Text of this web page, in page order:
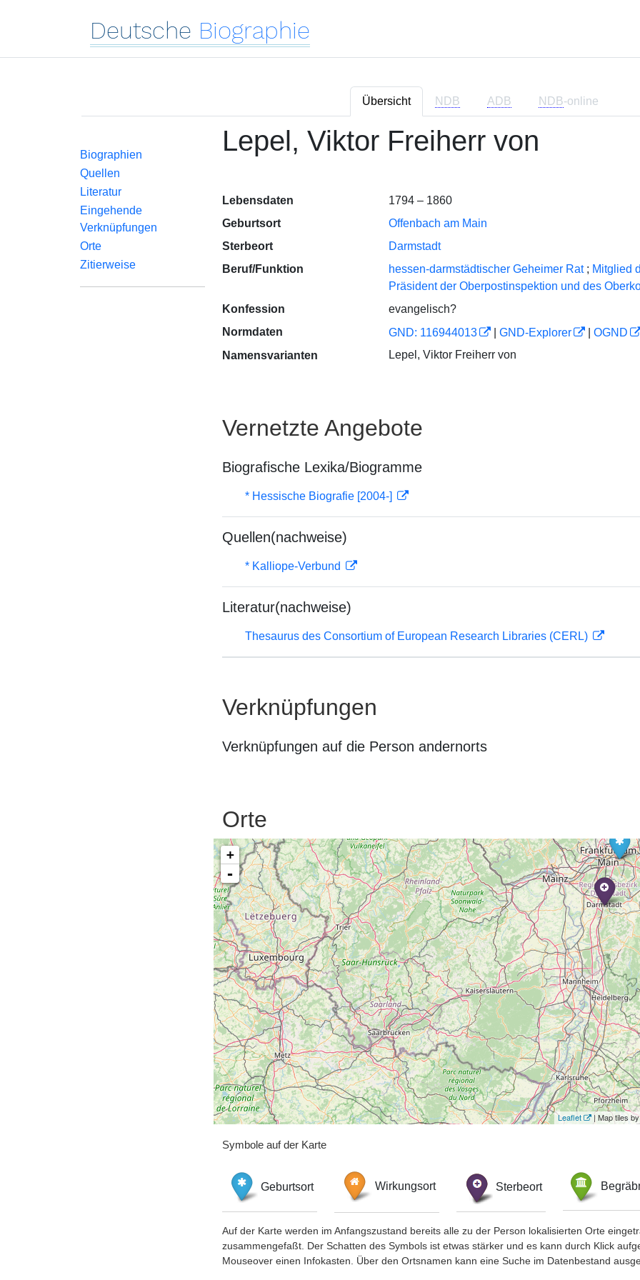
Deutsche Biographie
Übersicht NDB ADB NDB-online
Biographien
Quellen
Literatur
Eingehende
Verknüpfungen
Orte
Zitierweise
Lepel, Viktor Freiherr von
Lebensdaten
1794 – 1860
Geburtsort
Offenbach am Main
Sterbeort
Darmstadt
Beruf/Funktion
hessen-darmstädtischer Geheimer Rat ; Mitglied
Präsident der Oberpostinspektion und des
Konfession
evangelisch?
Normdaten
GND: 116944013 GND-Explorer OGND
Namensvarianten
Lepel, Viktor Freiherr von
Vernetzte Angebote
Biografische Lexika/Biogramme
* Hessische Biografie [2004-]
Quellen(nachweise)
* Kalliope-Verbund
Literatur(nachweise)
Thesaurus des Consortium of European Research Libraries (CERL)
Verknüpfungen
Verknüpfungen auf die Person andernorts
Orte
+
-
Leaflet | Map tiles
Symbole auf der Karte
Geburtsort Wirkungsort Sterbeort
Auf der Karte werden im Anfangszustand bereits alle zu der Person lokalisierten Orte
zusammengefaßt. Der Schatten des Symbols ist etwas stärker und es kann durch Klick
Mouseover einen Infokasten. Über den Ortsnamen kann eine Suche im Datenbestand